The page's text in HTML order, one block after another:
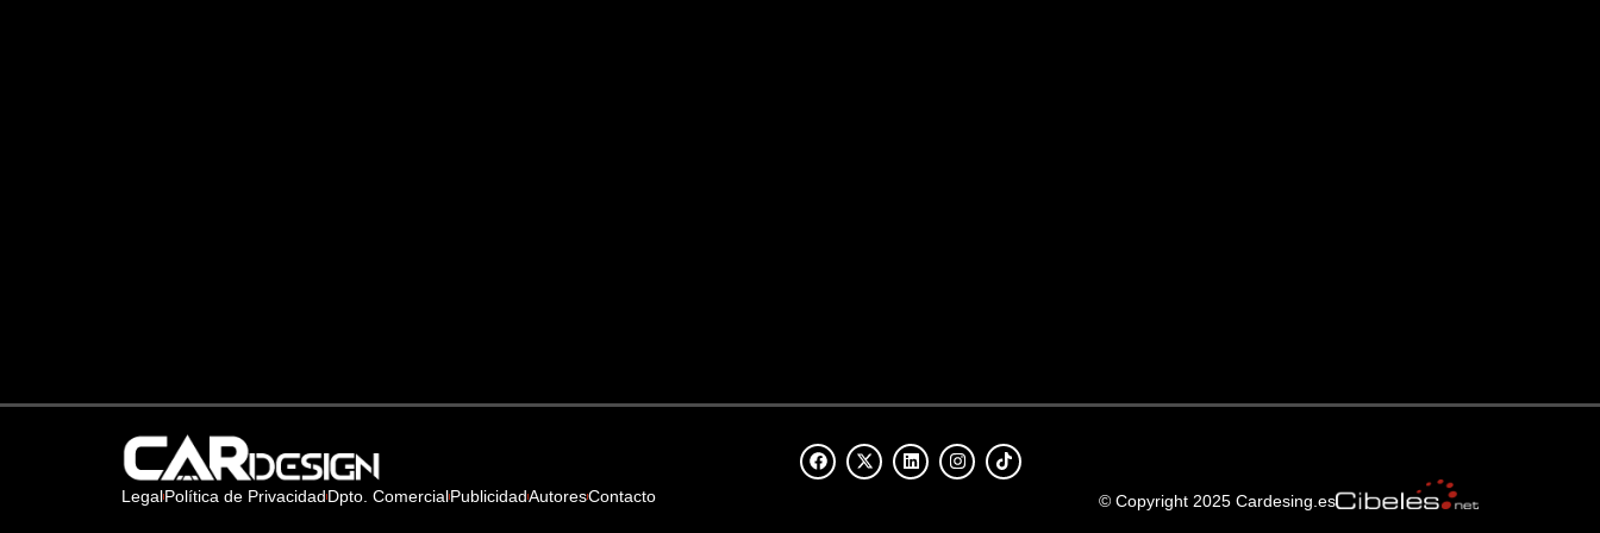
LegalPolítica de PrivacidadDpto. ComercialPublicidadAutoresContacto © Copyright 2025 Cardesing.es